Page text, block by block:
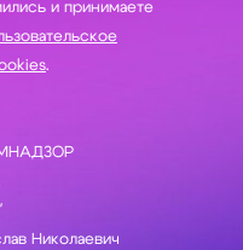
и принимаете
.
Николаевич